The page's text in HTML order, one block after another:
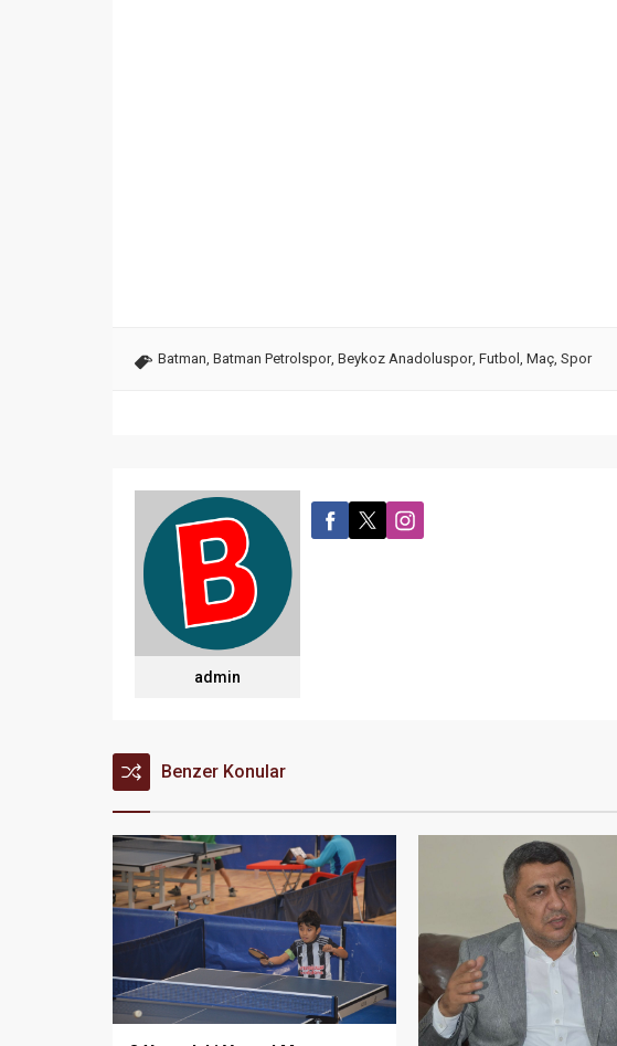
Batman Batman Petrolspor, Beykoz Anadoluspor, Futbol Maç Spor
admin
Benzer Konular